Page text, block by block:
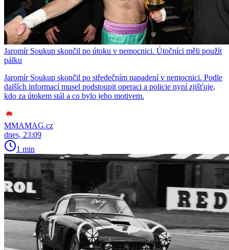
Jaromír Soukup skončil po útoku v nemocnici. Útočníci měli použít
pálku
Jaromír Soukup skončil po středečním napadení v nemocnici. Podle
dalších informací musel podstoupit operaci a policie nyní zjišťuje,
kdo za útokem stál a co bylo jeho motivem.
MMAMAG.cz
dnes, 23:09
1 min